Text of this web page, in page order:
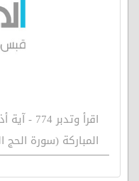
اقرأ
المباركة (سورة الحج